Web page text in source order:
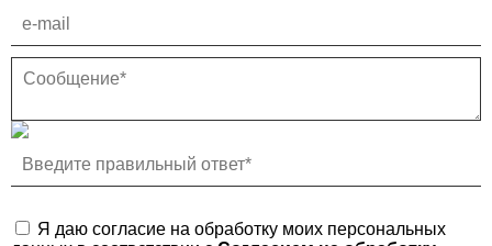
Я даю согласие на обработку моих персональных